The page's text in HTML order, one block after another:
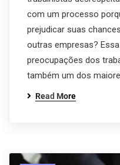
com um processo
prejudicar suas
outras empresas?
preocupações dos
também um dos
Read More